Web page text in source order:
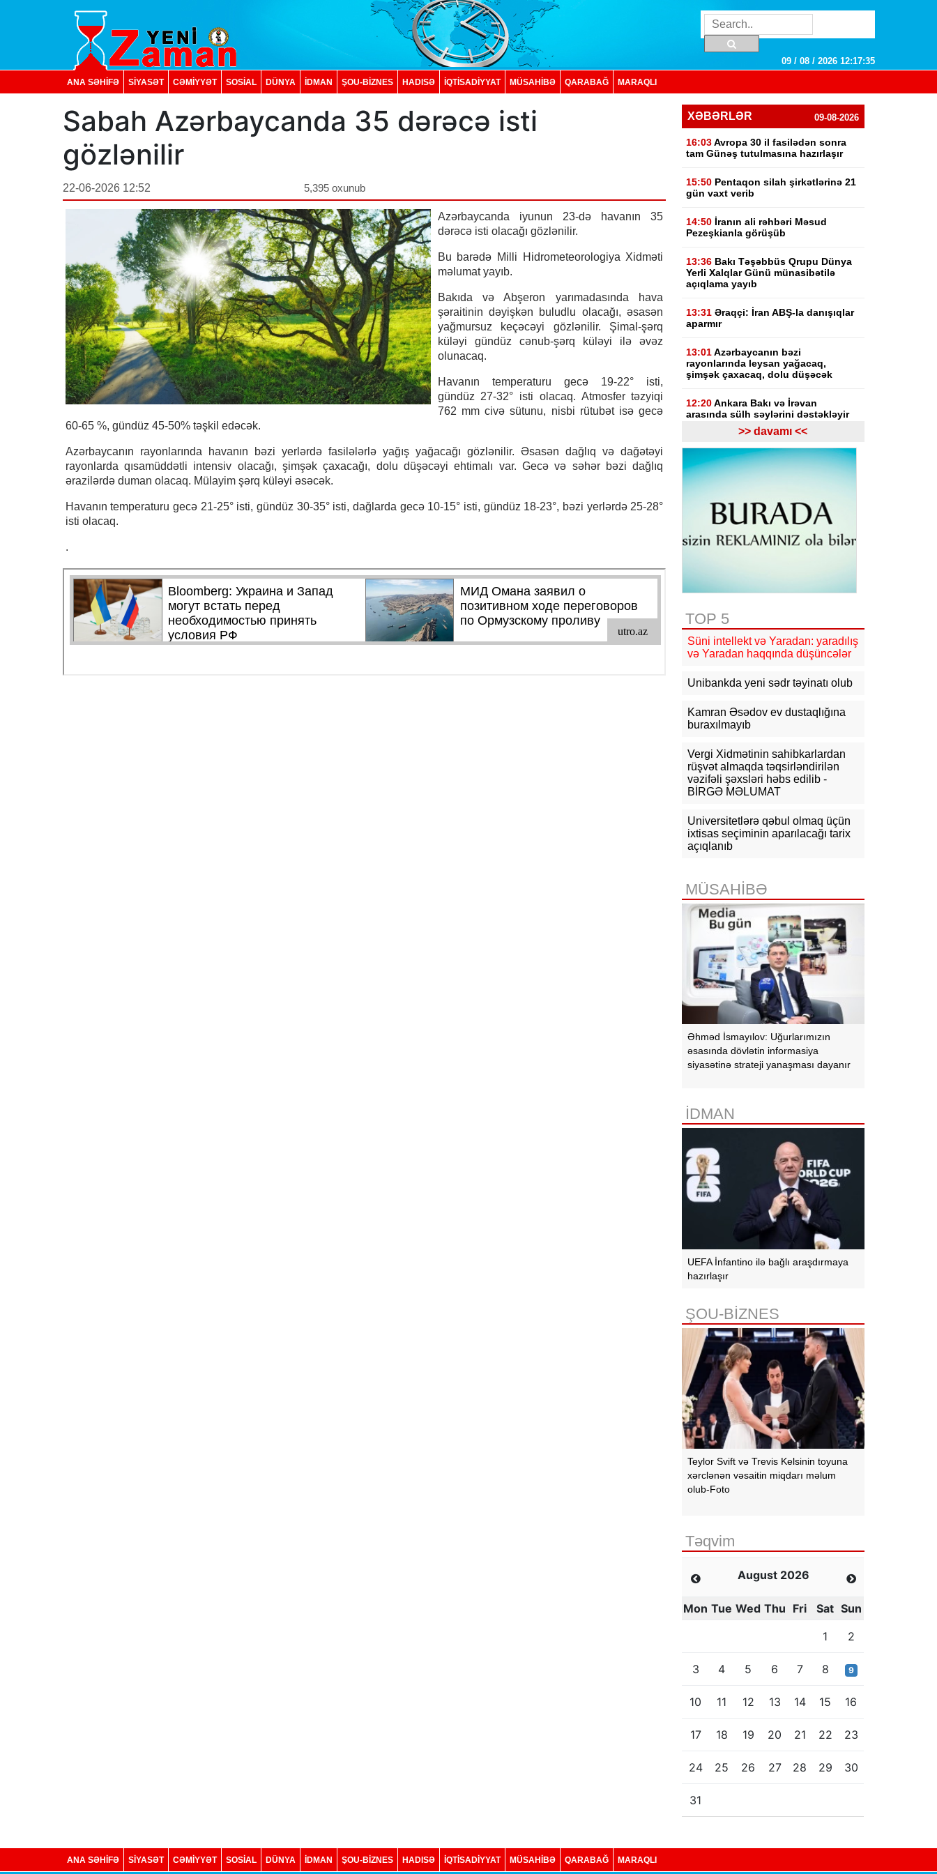
09 / 08 / 2026 12:17:35
ANA SƏHİFƏ SİYASƏT CƏMİYYƏT SOSIAL DÜNYA İDMAN ŞOU-BİZNES HADISƏ İQTISADIYYAT MÜSAHİBƏ QARABAĞ MARAQLI
Sabah Azərbaycanda 35 dərəcə isti
gözlənilir
22-06-2026 12:52 5,395 oxunub
Azərbaycanda iyunun 23-də havanın 35
dərəcə isti olacağı gözlənilir.
Bu barədə Milli Hidrometeorologiya Xidməti
məlumat yayıb.
Bakıda və Abşeron yarımadasında hava
şəraitinin dəyişkən buludlu olacağı, əsasən
yağmursuz keçəcəyi gözlənilir. Şimal-şərq
küləyi gündüz cənub-şərq küləyi ilə əvəz
olunacaq.
Havanın temperaturu gecə 19-22° isti,
gündüz 27-32° isti olacaq. Atmosfer təzyiqi
762 mm civə sütunu, nisbi rütubət isə gecə
60-65 %, gündüz 45-50% təşkil edəcək.
Azərbaycanın rayonlarında havanın bəzi yerlərdə fasilələrlə yağış yağacağı gözlənilir. Əsasən dağlıq və dağətəyi
rayonlarda qısamüddətli intensiv olacağı, şimşək çaxacağı, dolu düşəcəyi ehtimalı var. Gecə və səhər bəzi dağlıq
ərazilərdə duman olacaq. Mülayim şərq küləyi əsəcək.
Havanın temperaturu gecə 21-25° isti, gündüz 30-35° isti, dağlarda gecə 10-15° isti, gündüz 18-23°, bəzi yerlərdə 25-28°
isti olacaq.
.
XƏBƏRLƏR 09-08-2026
16:03 Avropa 30 il fasilədən sonra
tam Günəş tutulmasına hazırlaşır
15:50 Pentaqon silah şirkətlərinə 21
gün vaxt verib
14:50 İranın ali rəhbəri Məsud
Pezeşkianla görüşüb
13:36 Bakı Təşəbbüs Qrupu Dünya
Yerli Xalqlar Günü münasibətilə
açıqlama yayıb
13:31 Əraqçi: İran ABŞ-la danışıqlar
aparmır
13:01 Azərbaycanın bəzi
rayonlarında leysan yağacaq,
şimşək çaxacaq, dolu düşəcək
12:20 Ankara Bakı və İrəvan
arasında sülh səylərini dəstəkləyir
sinqapurlu həmkarını təbrik edib
12:03 Azərbaycan XİN Sinqapuru
təbrik edib
11:30
UEFA İnfantino ilə bağlı
araşdırmaya hazırlaşır
heyətinə qatmaq istəyir
10:56 Netanyahu Qəzzanın HƏMAS-
ın nəzarətində olmayan hissəsində
yenidənqurma işlərini təsdiqləyib
ABŞ və Hindistan əməkdaşlığı
Avropada elektrik enerjisi
çatışmazlığını dərinləşdirə bilər
10:15 Macarıstanda prezidentliyə
yeni namizəd irəli sürülüb
>> davamı <<
TOP 5
Süni intellekt və Yaradan: yaradılış
və Yaradan haqqında düşüncələr
Unibankda yeni sədr təyinatı olub
Kamran Əsədov ev dustaqlığına
buraxılmayıb
Vergi Xidmətinin sahibkarlardan
rüşvət almaqda təqsirləndirilən
vəzifəli şəxsləri həbs edilib -
BİRGƏ MƏLUMAT
Universitetlərə qəbul olmaq üçün
ixtisas seçiminin aparılacağı tarix
açıqlanıb
MÜSAHİBƏ
Əhməd İsmayılov: Uğurlarımızın
əsasında dövlətin informasiya
siyasətinə strateji yanaşması dayanır
İDMAN
UEFA İnfantino ilə bağlı araşdırmaya
hazırlaşır
ŞOU-BİZNES
Teylor Svift və Trevis Kelsinin toyuna
xərclənən vəsaitin miqdarı məlum
olub-Foto
Təqvim
August 2026
Mon Tue Wed Thu Fri Sat Sun
1
2
3 4 5 6 7 8 9
10 11 12 13 14 15 16
17 18 19 20 21 22 23
24 25 26 27 28 29 30
31
ANA SƏHİFƏ SİYASƏT CƏMİYYƏT SOSIAL DÜNYA İDMAN ŞOU-BİZNES HADISƏ İQTISADIYYAT MÜSAHİBƏ QARABAĞ MARAQLI